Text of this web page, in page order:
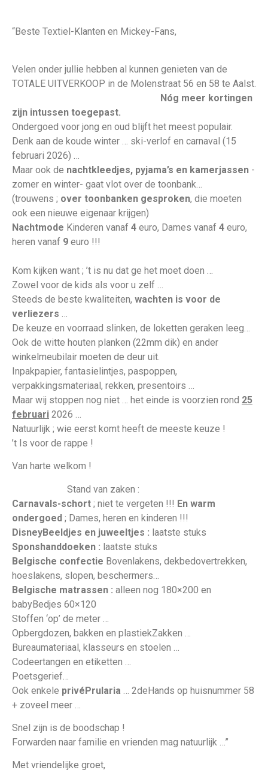
“Beste Textiel-Klanten en Mickey-Fans,
Velen onder jullie hebben al kunnen genieten van de
TOTALE UITVERKOOP in de Molenstraat 56 en 58 te Aalst.
Nóg meer kortingen
zijn intussen toegepast.
Ondergoed voor jong en oud blijft het meest populair.
Denk aan de koude winter … ski-verlof en carnaval (15
februari 2026) …
Maar ook de nachtkleedjes, pyjama’s en kamerjassen -
zomer en winter- gaat vlot over de toonbank…
(trouwens ; over toonbanken gesproken, die moeten
ook een nieuwe eigenaar krijgen)
Nachtmode Kinderen vanaf 4 euro, Dames vanaf 4 euro,
heren vanaf 9 euro !!!
Kom kijken want ; ’t is nu dat ge het moet doen …
Zowel voor de kids als voor u zelf …
Steeds de beste kwaliteiten, wachten is voor de
verliezers
De keuze en voorraad slinken, de loketten geraken leeg…
Ook de witte houten planken (22mm dik) en ander
winkelmeubilair moeten de deur uit.
Inpakpapier, fantasielintjes, paspoppen,
verpakkingsmateriaal, rekken, presentoirs …
Maar wij stoppen nog niet … het einde is voorzien rond 25
februari 2026 …
Natuurlijk ; wie eerst komt heeft de meeste keuze !
’t Is voor de rappe !
Van harte welkom !
Stand van zaken :
Carnavals-schort ; niet te vergeten !!! En warm
ondergoed ; Dames, heren en kinderen !!!
DisneyBeeldjes en juweeltjes : laatste stuks
Sponshanddoeken : laatste stuks
Belgische confectie Bovenlakens, dekbedovertrekken,
hoeslakens, slopen, beschermers…
Belgische matrassen : alleen nog 180×200 en
babyBedjes 60×120
Stoffen ‘op’ de meter …
Opbergdozen, bakken en plastiekZakken …
Bureaumateriaal, klasseurs en stoelen …
Codeertangen en etiketten …
Poetsgerief…
Ook enkele privéPrularia … 2deHands op huisnummer 58
+ zoveel meer …
Snel zijn is de boodschap !
Forwarden naar familie en vrienden mag natuurlijk …”
Met vriendelijke groet,